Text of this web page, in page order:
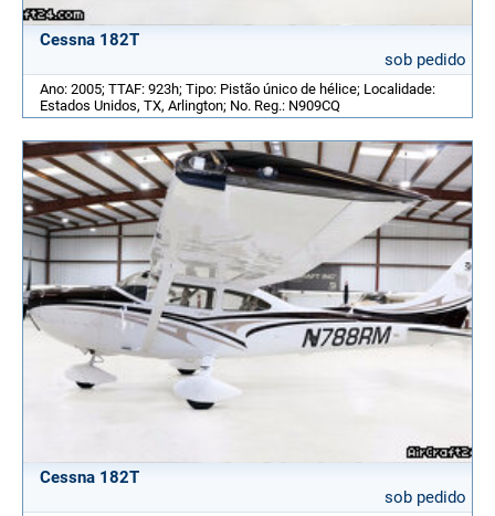
Cessna 182T
sob pedido
Ano: 2005; TTAF: 923h; Tipo: Pistão único de hélice; Localidade:
Estados Unidos, TX, Arlington; No. Reg.: N909CQ
Cessna 182T
sob pedido